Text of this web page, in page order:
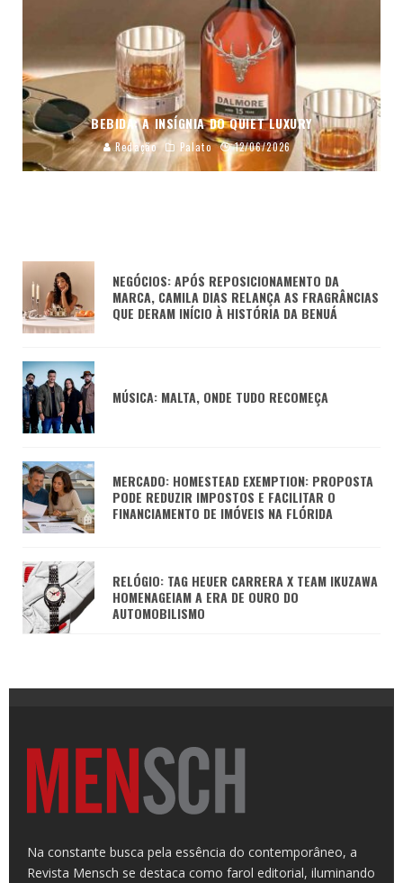
BEBIDA: A INSÍGNIA DO QUIET LUXURY
Redação Palato 12/06/2026
NEGÓCIOS: APÓS REPOSICIONAMENTO DA
MARCA, CAMILA DIAS RELANÇA AS FRAGRÂNCIAS
QUE DERAM INÍCIO À HISTÓRIA DA BENUÁ
MÚSICA: MALTA, ONDE TUDO RECOMEÇA
MERCADO: HOMESTEAD EXEMPTION: PROPOSTA
PODE REDUZIR IMPOSTOS E FACILITAR O
FINANCIAMENTO DE IMÓVEIS NA FLÓRIDA
RELÓGIO: TAG HEUER CARRERA X TEAM IKUZAWA
HOMENAGEIAM A ERA DE OURO DO
AUTOMOBILISMO
Na constante busca pela essência do contemporâneo, a
Revista Mensch se destaca como farol editorial, iluminando